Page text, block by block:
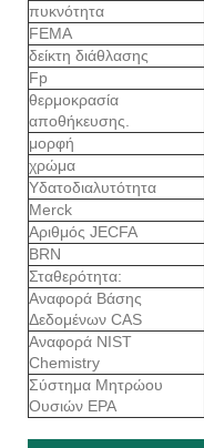
πυκνότητα
FEMA
δείκτη διάθλασης
Fp
θερμοκρασία
αποθήκευσης.
μορφή
χρώμα
Υδατοδιαλυτότητα
Merck
Αριθμός JECFA
BRN
Σταθερότητα:
Αναφορά Βάσης
Δεδομένων CAS
Αναφορά NIST
Chemistry
Σύστημα Μητρώου
Ουσιών EPA